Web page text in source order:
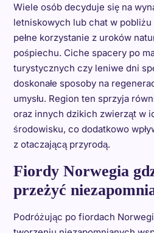
Wiele osób decyduje się na
letniskowych lub chat w
pełne korzystanie z uroków
pośpiechu. Ciche spacery po
turystycznych czy leniwe dni
doskonałe sposoby na
umysłu. Region ten sprzyja
oraz innych dzikich zwierząt w
środowisku, co dodatkowo
z otaczającą przyrodą.
Fiordy Norwegia
przeżyć
Podróżując po fiordach